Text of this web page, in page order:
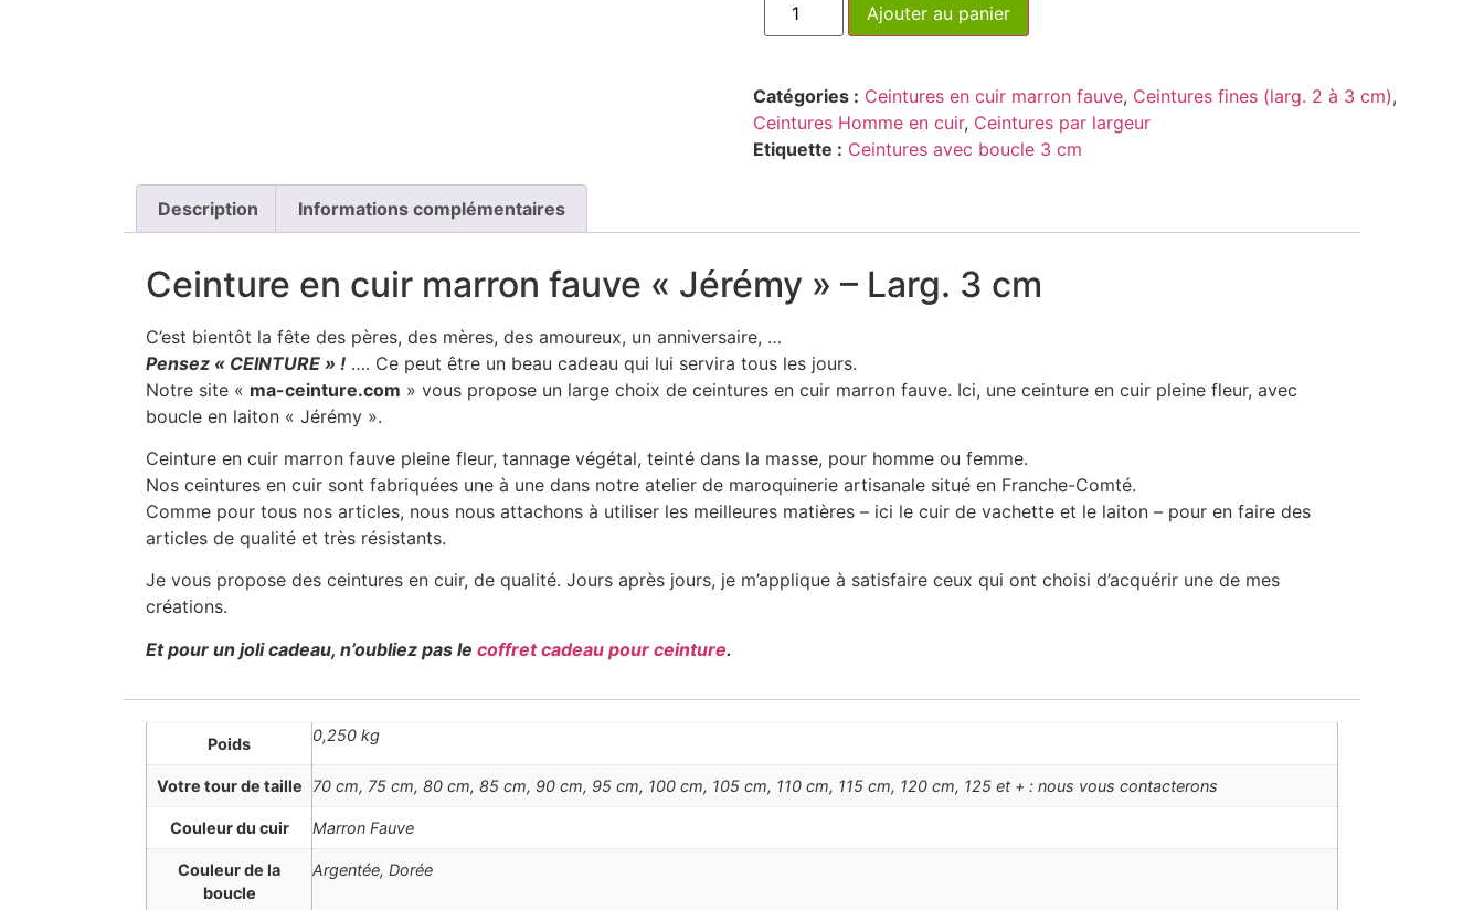
Ajouter au panier
Catégories : Ceintures en cuir marron fauve, Ceintures fines (larg. 2 à 3 cm),
Ceintures Homme en cuir, Ceintures par largeur
Etiquette : Ceintures avec boucle 3 cm
Description Informations complémentaires
Ceinture en cuir marron fauve « Jérémy » – Larg. 3 cm
C’est bientôt la fête des pères, des mères, des amoureux, un anniversaire, …
Pensez « CEINTURE » ! …. Ce peut être un beau cadeau qui lui servira tous les jours.
Notre site « ma-ceinture.com » vous propose un large choix de ceintures en cuir marron fauve. Ici, une ceinture en cuir pleine fleur, avec
boucle en laiton « Jérémy ».
Ceinture en cuir marron fauve pleine fleur, tannage végétal, teinté dans la masse, pour homme ou femme.
Nos ceintures en cuir sont fabriquées une à une dans notre atelier de maroquinerie artisanale situé en Franche-Comté.
Comme pour tous nos articles, nous nous attachons à utiliser les meilleures matières – ici le cuir de vachette et le laiton – pour en faire des
articles de qualité et très résistants.
Je vous propose des ceintures en cuir, de qualité. Jours après jours, je m’applique à satisfaire ceux qui ont choisi d’acquérir une de mes
créations.
Et pour un joli cadeau, n’oubliez pas le coffret cadeau pour ceinture.
Poids 0,250 kg
Votre tour de taille 70 cm, 75 cm, 80 cm, 85 cm, 90 cm, 95 cm, 100 cm, 105 cm, 110 cm, 115 cm, 120 cm, 125 et + : nous vous contacterons
Couleur du cuir Marron Fauve
Couleur de la
boucle
Argentée, Dorée